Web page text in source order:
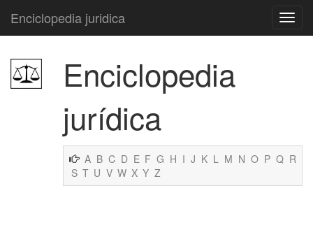
Enciclopedia juridica
Enciclopedia
jurídica
A B C D E F G H I J K L M N O P Q R
S T U V W X Y Z